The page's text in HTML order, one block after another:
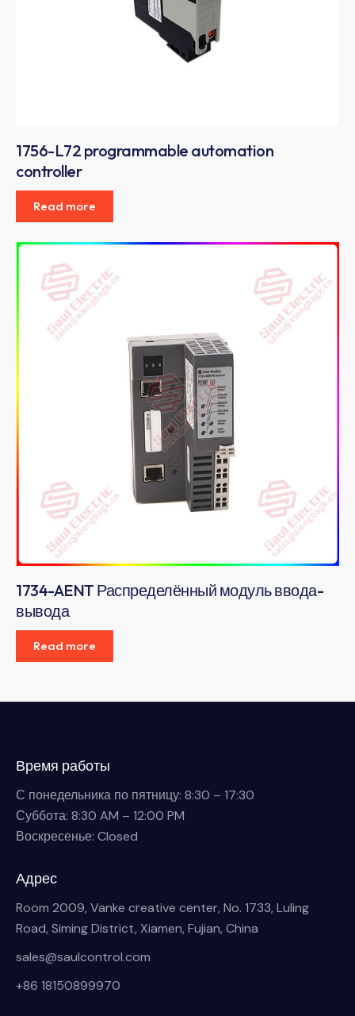
1756-L72 programmable automation
controller
Read more
1734-AENT Распределённый модуль ввода-
вывода
Read more
Время работы
С понедельника по пятницу: 8:30 – 17:30
Суббота: 8:30 AM – 12:00 PM
Воскресенье: Closed
Адрес
Room 2009, Vanke creative center, No. 1733, Luling
Road, Siming District, Xiamen, Fujian, China
sales@saulcontrol.com
+86 18150899970